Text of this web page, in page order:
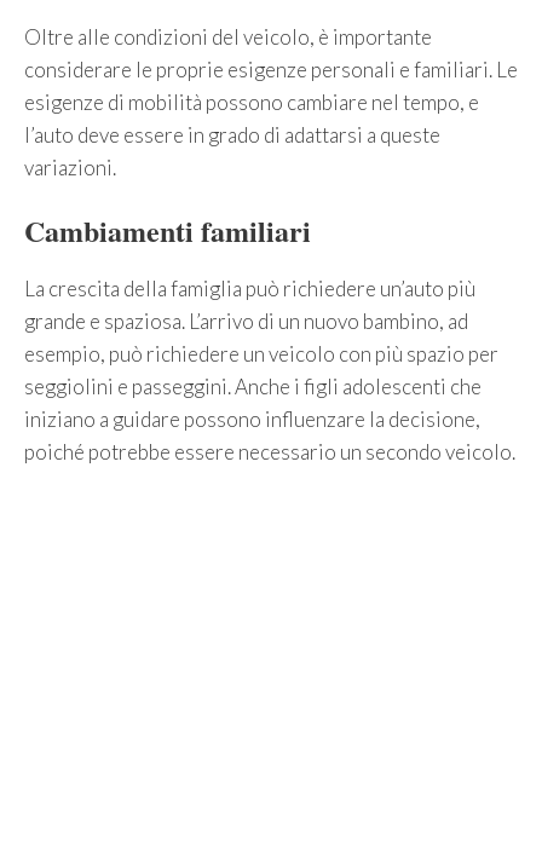
Oltre alle condizioni del veicolo, è importante
considerare le proprie esigenze personali e familiari. Le
esigenze di mobilità possono cambiare nel tempo, e
l’auto deve essere in grado di adattarsi a queste
variazioni.
Cambiamenti familiari
La crescita della famiglia può richiedere un’auto più
grande e spaziosa. L’arrivo di un nuovo bambino, ad
esempio, può richiedere un veicolo con più spazio per
seggiolini e passeggini. Anche i figli adolescenti che
iniziano a guidare possono influenzare la decisione,
poiché potrebbe essere necessario un secondo veicolo.